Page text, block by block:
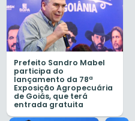
Prefeito Sandro Mabel
participa do
lançamento da 78ª
Exposição Agropecuária
de Goiás, que terá
entrada gratuita